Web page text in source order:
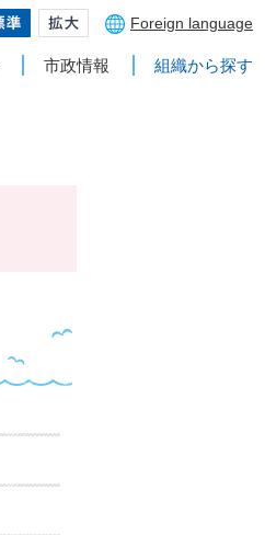
Foreign language
市政情報 組織から探す